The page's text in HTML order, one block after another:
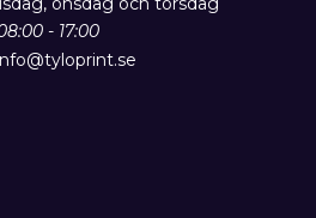
- 17:00
@tyloprint.se